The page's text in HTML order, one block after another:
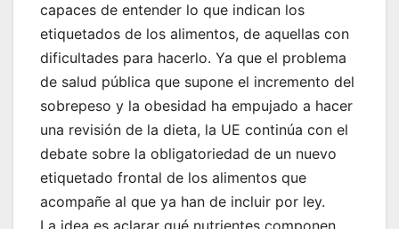
capaces de entender lo que indican los
etiquetados de los alimentos, de aquellas con
dificultades para hacerlo. Ya que el problema
de salud pública que supone el incremento del
sobrepeso y la obesidad ha empujado a hacer
una revisión de la dieta, la UE continúa con el
debate sobre la obligatoriedad de un nuevo
etiquetado frontal de los alimentos que
acompañe al que ya han de incluir por ley.